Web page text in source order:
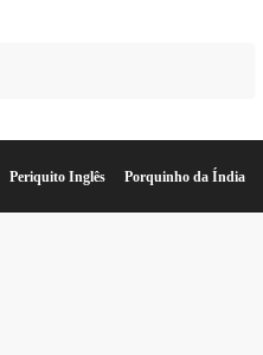
Periquito Inglês Porquinho da Índia